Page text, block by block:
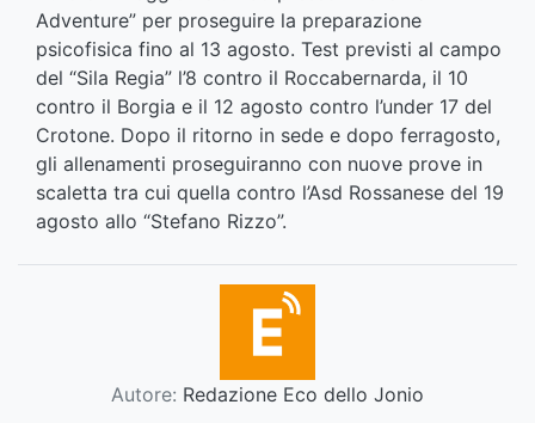
Adventure” per proseguire la preparazione
psicofisica fino al 13 agosto. Test previsti al campo
del “Sila Regia” l’8 contro il Roccabernarda, il 10
contro il Borgia e il 12 agosto contro l’under 17 del
Crotone. Dopo il ritorno in sede e dopo ferragosto,
gli allenamenti proseguiranno con nuove prove in
scaletta tra cui quella contro l’Asd Rossanese del 19
agosto allo “Stefano Rizzo”.
Autore: Redazione Eco dello Jonio